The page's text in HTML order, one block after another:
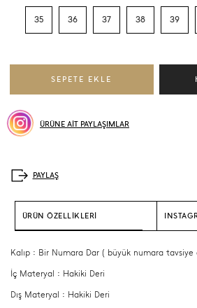
35 36 37 38 39
ÜRÜNE AİT PAYLAŞIMLAR
ÜRÜN ÖZELLİKLERİ
Kalıp : Bir Numara Dar ( büyük numara tavsiye
İç Materyal : Hakiki Deri
Dış Materyal : Hakiki Deri